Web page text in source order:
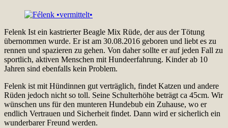
Felenk Ist ein kastrierter Beagle Mix Rüde, der aus der Tötung
übernommen wurde. Er ist am 30.08.2016 geboren und liebt es zu
rennen und spazieren zu gehen. Von daher sollte er auf jeden Fall zu
sportlich, aktiven Menschen mit Hundeerfahrung. Kinder ab 10
Jahren sind ebenfalls kein Problem.
Felenk ist mit Hündinnen gut verträglich, findet Katzen und andere
Rüden jedoch nicht so toll. Seine Schulterhöhe beträgt ca 45cm. Wir
wünschen uns für den munteren Hundebub ein Zuhause, wo er
endlich Vertrauen und Sicherheit findet. Dann wird er sicherlich ein
wunderbarer Freund werden.